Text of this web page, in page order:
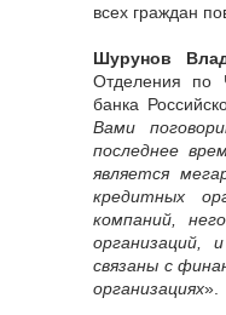
всех граждан
Шурунов
Отделения по
банка
Вами
последнее
является
кредитных
компаний,
организаций,
связаны с
организациях».